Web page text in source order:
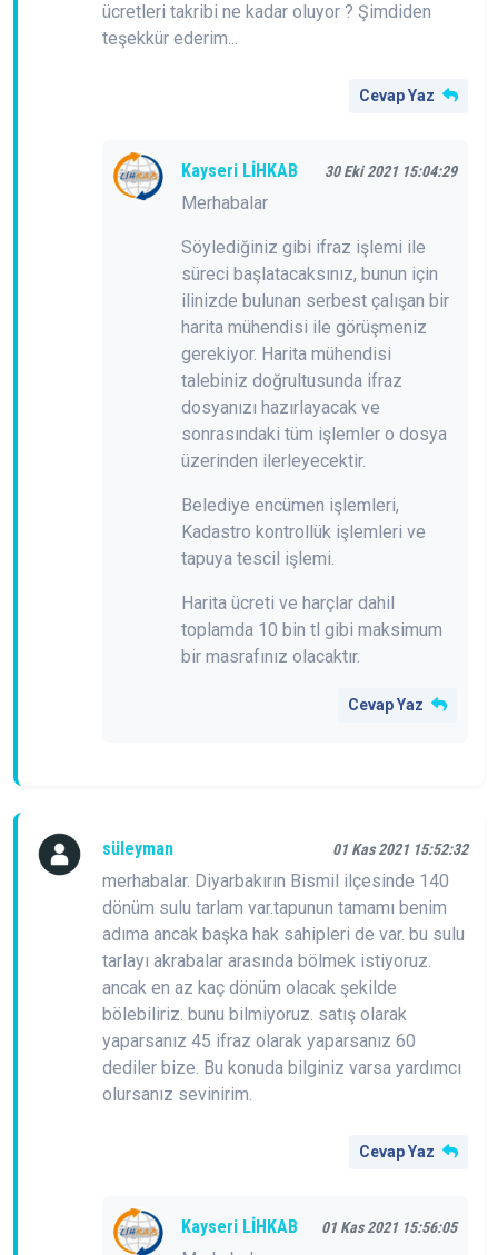
ücretleri takribi ne kadar oluyor ? Şimdiden
teşekkür ederim...
Cevap Yaz
Kayseri LİHKAB 30 Eki 2021 15:04:29
Merhabalar
Söylediğiniz gibi ifraz işlemi ile
süreci başlatacaksınız, bunun için
ilinizde bulunan serbest çalışan bir
harita mühendisi ile görüşmeniz
gerekiyor. Harita mühendisi
talebiniz doğrultusunda ifraz
dosyanızı hazırlayacak ve
sonrasındaki tüm işlemler o dosya
üzerinden ilerleyecektir.
Belediye encümen işlemleri,
Kadastro kontrollük işlemleri ve
tapuya tescil işlemi.
Harita ücreti ve harçlar dahil
toplamda 10 bin tl gibi maksimum
bir masrafınız olacaktır.
Cevap Yaz
süleyman 01 Kas 2021 15:52:32
merhabalar. Diyarbakırın Bismil ilçesinde 140
dönüm sulu tarlam var.tapunun tamamı benim
adıma ancak başka hak sahipleri de var. bu sulu
tarlayı akrabalar arasında bölmek istiyoruz.
ancak en az kaç dönüm olacak şekilde
bölebiliriz. bunu bilmiyoruz. satış olarak
yaparsanız 45 ifraz olarak yaparsanız 60
dediler bize. Bu konuda bilginiz varsa yardımcı
olursanız sevinirim.
Cevap Yaz
Kayseri LİHKAB 01 Kas 2021 15:56:05